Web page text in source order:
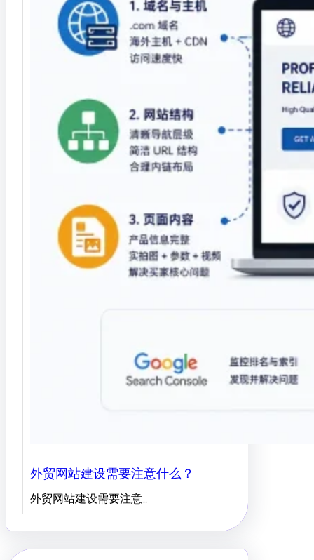
外贸网站建设需要注意什么？
外贸网站建设需要注意…